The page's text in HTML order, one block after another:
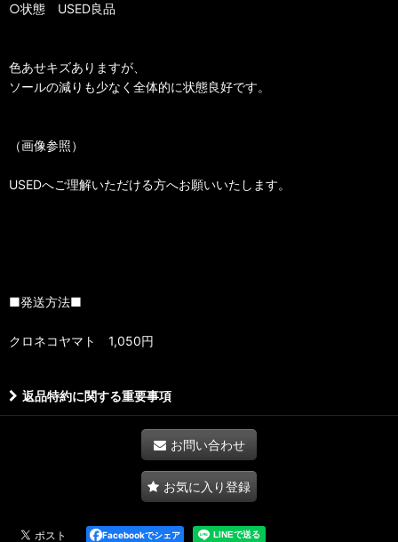
○状態 USED良品
色あせキズありますが、
ソールの減りも少なく全体的に状態良好です。
（画像参照）
USEDへご理解いただける方へお願いいたします。
■発送方法■
クロネコヤマト 1,050円
返品特約に関する重要事項
お問い合わせ
お気に入り登録
Facebookでシェア